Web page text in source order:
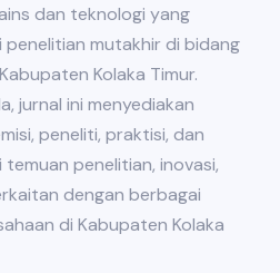
dan teknologi yang
mutakhir di bidang
Kolaka Timur.
jurnal ini menyediakan
peneliti, praktisi, dan
penelitian, inovasi,
dengan berbagai
di Kabupaten Kolaka